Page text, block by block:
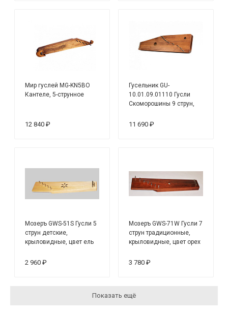
Мир гуслей MG-KN5BO
Кантеле, 5-струнное
12 840 ₽
Гусельник GU-
10.01.09.01110 Гусли
Скоморошины 9 струн,
11 690 ₽
Мозеръ GWS-51S Гусли 5
струн детские,
крыловидные, цвет ель
2 960 ₽
Мозеръ GWS-71W Гусли 7
струн традиционные,
крыловидные, цвет орех
3 780 ₽
Показать ещё